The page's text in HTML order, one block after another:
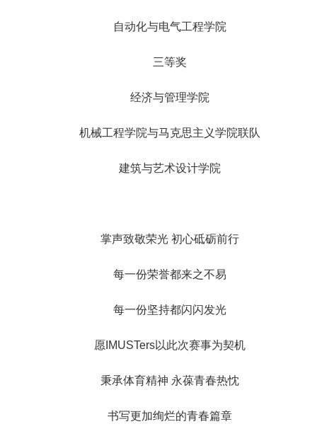
自动化与电气工程学院
三等奖
经济与管理学院
机械工程学院与马克思主义学院联队
建筑与艺术设计学院
掌声致敬荣光 初心砥砺前行
每一份荣誉都来之不易
每一份坚持都闪闪发光
愿IMUSTers以此次赛事为契机
秉承体育精神 永葆青春热忱
书写更加绚烂的青春篇章